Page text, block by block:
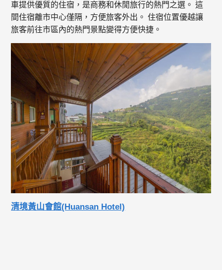
車提供優質的住宿，是商務和休閒旅行的熱門之選。 這
間住宿離市中心僅隔，方便旅客外出。 住宿位置優越讓
旅客前往市區內的熱門景點變得方便快捷。
清境黃山會館(Huansan Hotel)